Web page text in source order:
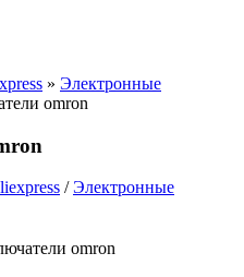
» Электронные
omron
/Электронные